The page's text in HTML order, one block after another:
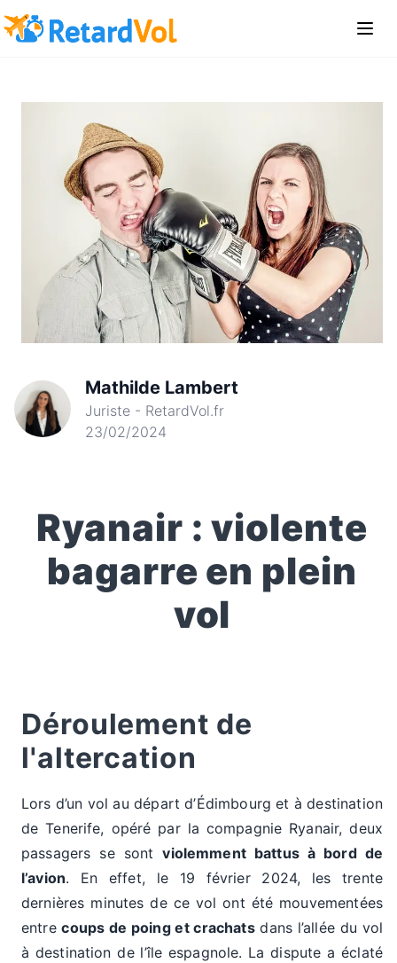
Mathilde Lambert
Juriste - RetardVol.fr
23/02/2024
Ryanair : violente
bagarre en plein
vol
Déroulement de
l'altercation
Lors d’un vol au départ d’Édimbourg et à destination
de Tenerife, opéré par la compagnie Ryanair, deux
passagers se sontviolemment battus à bord de
l’avion. En effet, le 19 février 2024, les trente
dernières minutes de ce vol ont été mouvementées
entrecoups de poing et crachatsdans l’allée du vol
à destination de l’île espagnole. La dispute a éclaté